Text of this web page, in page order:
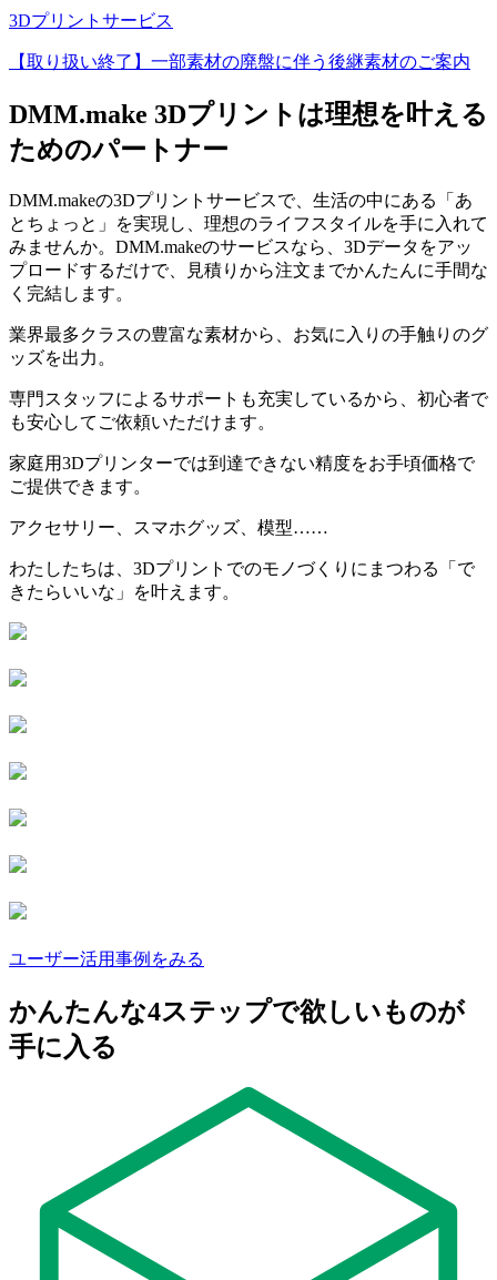
3Dプリントサービス
【取り扱い終了】一部素材の廃盤に伴う後継素材のご案内
DMM.make 3Dプリントは理想を叶える
ためのパートナー
DMM.makeの3Dプリントサービスで、生活の中にある「あ
とちょっと」を実現し、理想のライフスタイルを手に入れて
みませんか。DMM.makeのサービスなら、3Dデータをアッ
プロードするだけで、見積りから注文までかんたんに手間な
く完結します。
業界最多クラスの豊富な素材から、お気に入りの手触りのグ
ッズを出力。
専門スタッフによるサポートも充実しているから、初心者で
も安心してご依頼いただけます。
家庭用3Dプリンターでは到達できない精度をお手頃価格で
ご提供できます。
アクセサリー、スマホグッズ、模型……
わたしたちは、3Dプリントでのモノづくりにまつわる「で
きたらいいな」を叶えます。
ユーザー活用事例をみる
かんたんな4ステップで欲しいものが
手に入る